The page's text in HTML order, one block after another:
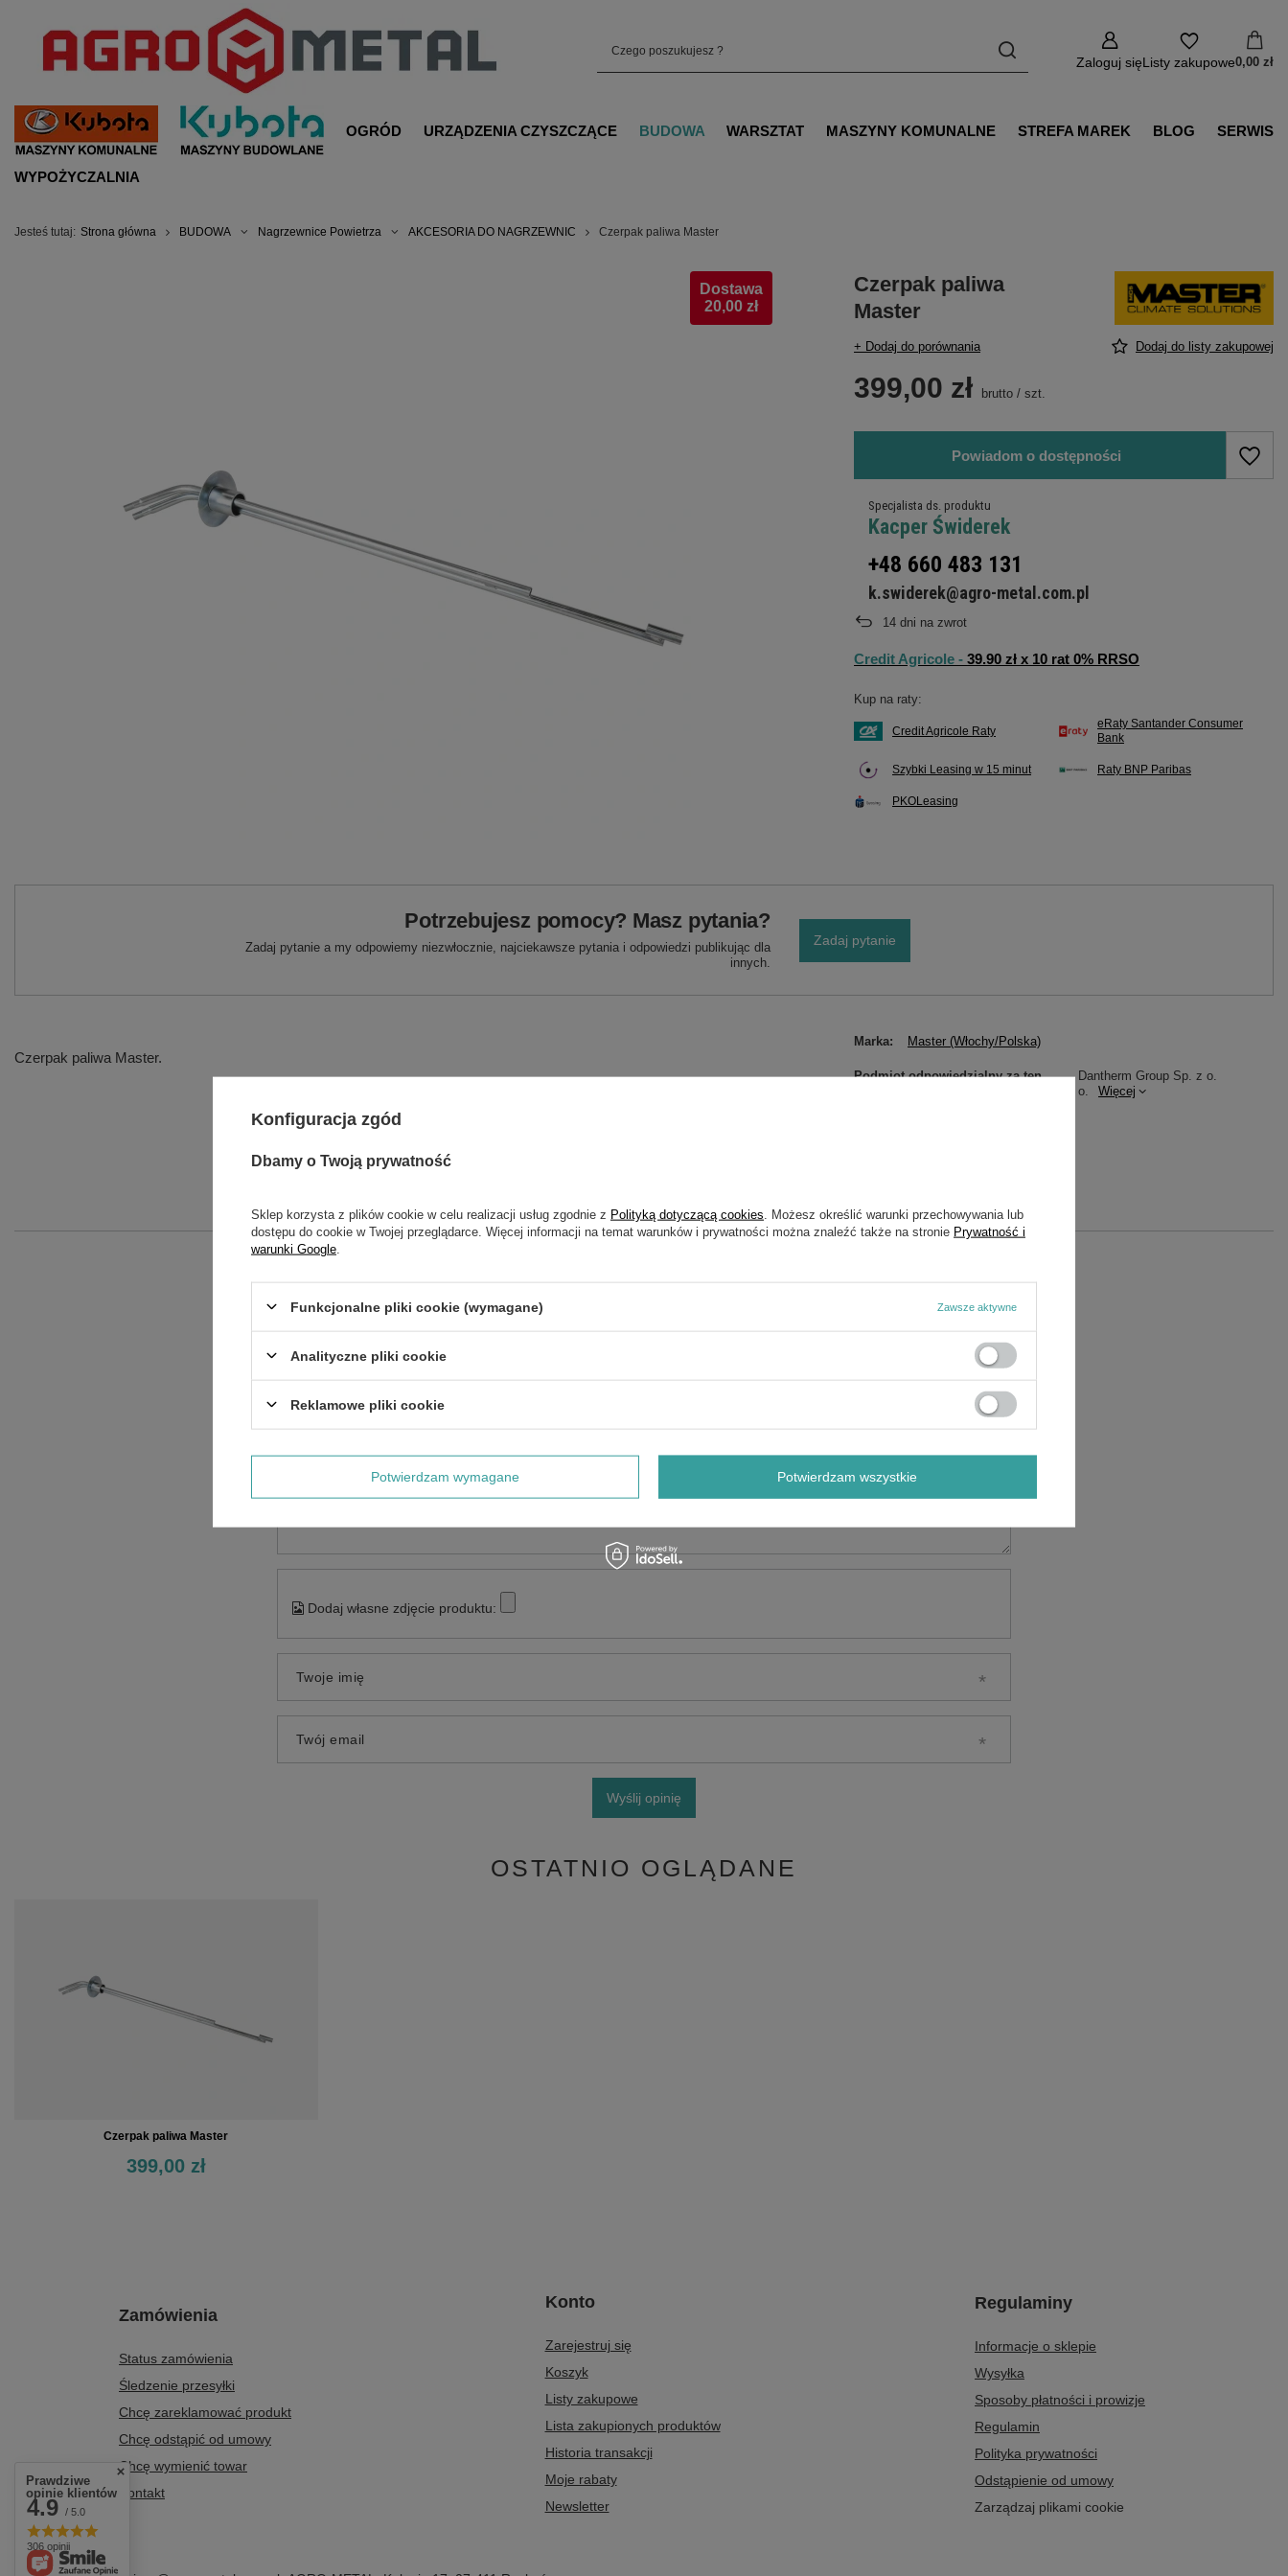
Zaloguj sięListy zakupowe0,00 zł
OGRÓD URZĄDZENIA CZYSZCZĄCE BUDOWA WARSZTAT MASZYNY KOMUNALNE STREFA MAREK BLOG SERWIS
WYPOŻYCZALNIA
Jesteś tutaj: Strona główna BUDOWA Nagrzewnice Powietrza AKCESORIA DO NAGRZEWNIC Czerpak paliwa Master
Dostawa
20,00 zł
Czerpak paliwa
Master
+ Dodaj do porównania Dodaj do listy zakupowej
399,00 zł brutto /szt.
Powiadom o dostępności
Specjalista ds. produktu
Kacper Świderek
+48 660 483 131
k.swiderek@agro-metal.com.pl
14 dni na zwrot
Credit Agricole -39.90 zł x 10 rat 0% RRSO
Kup na raty:
Credit Agricole Raty
eRaty Santander Consumer
Bank
Szybki Leasing w 15 minut Raty BNP Paribas
PKOLeasing
Potrzebujesz pomocy? Masz pytania?
Zadaj pytanie a my odpowiemy niezwłocznie, najciekawsze pytania i odpowiedzi publikując dla
innych.
Zadaj pytanie
Czerpak paliwa Master.
Marka Master (Włochy/Polska)
Podmiot odpowiedzialny za ten
Dantherm Group Sp. z o.
o.
Więcej
Treść twojej opinii
Dodaj własne zdjęcie produktu:
Twoje imię
Twój email
Wyślij opinię
OSTATNIO OGLĄDANE
Czerpak paliwa Master
399,00 zł
Zamówienia
Status zamówienia
Śledzenie przesyłki
Chcę zareklamować produkt
Chcę odstąpić od umowy
Chcę wymienić towar
Kontakt
Konto
Zarejestruj się
Koszyk
Listy zakupowe
Lista zakupionych produktów
Historia transakcji
Moje rabaty
Newsletter
Regulaminy
Informacje o sklepie
Wysyłka
Sposoby płatności i prowizje
Regulamin
Polityka prywatności
Odstąpienie od umowy
Zarządzaj plikami cookie
Prawdziwe
opinie klientów
4.9 / 5.0
306 opinii
Konfiguracja zgód
Dbamy o Twoją prywatność
Sklep korzysta z plików cookie w celu realizacji usług zgodnie z Polityką dotyczącą cookies . Możesz określić warunki przechowywania lub
dostępu do cookie w Twojej przeglądarce. Więcej informacji na temat warunków i prywatności można znaleźć także na stronie Prywatność i
warunki Google
Funkcjonalne pliki cookie (wymagane) Zawsze aktywne
Analityczne pliki cookie
Reklamowe pliki cookie
Potwierdzam wymagane Potwierdzam wszystkie